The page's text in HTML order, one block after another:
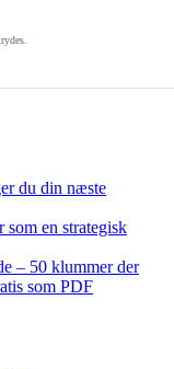
du din næste
som en strategisk
– 50 klummer der
som PDF